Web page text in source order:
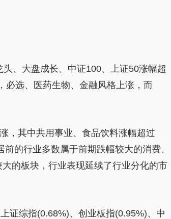
、大盘成长、中证100、上证50涨幅超
选、医药生物、 金融风格上涨，而
，其中共用事业、食品饮料涨幅超过
的行业多数属于前期跌幅较大的消费、
的板块，行业表现延续了行业分化的市
证综指(0.68%)、创业板指(0.95%)、中